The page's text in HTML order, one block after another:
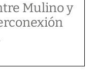
Mulino y